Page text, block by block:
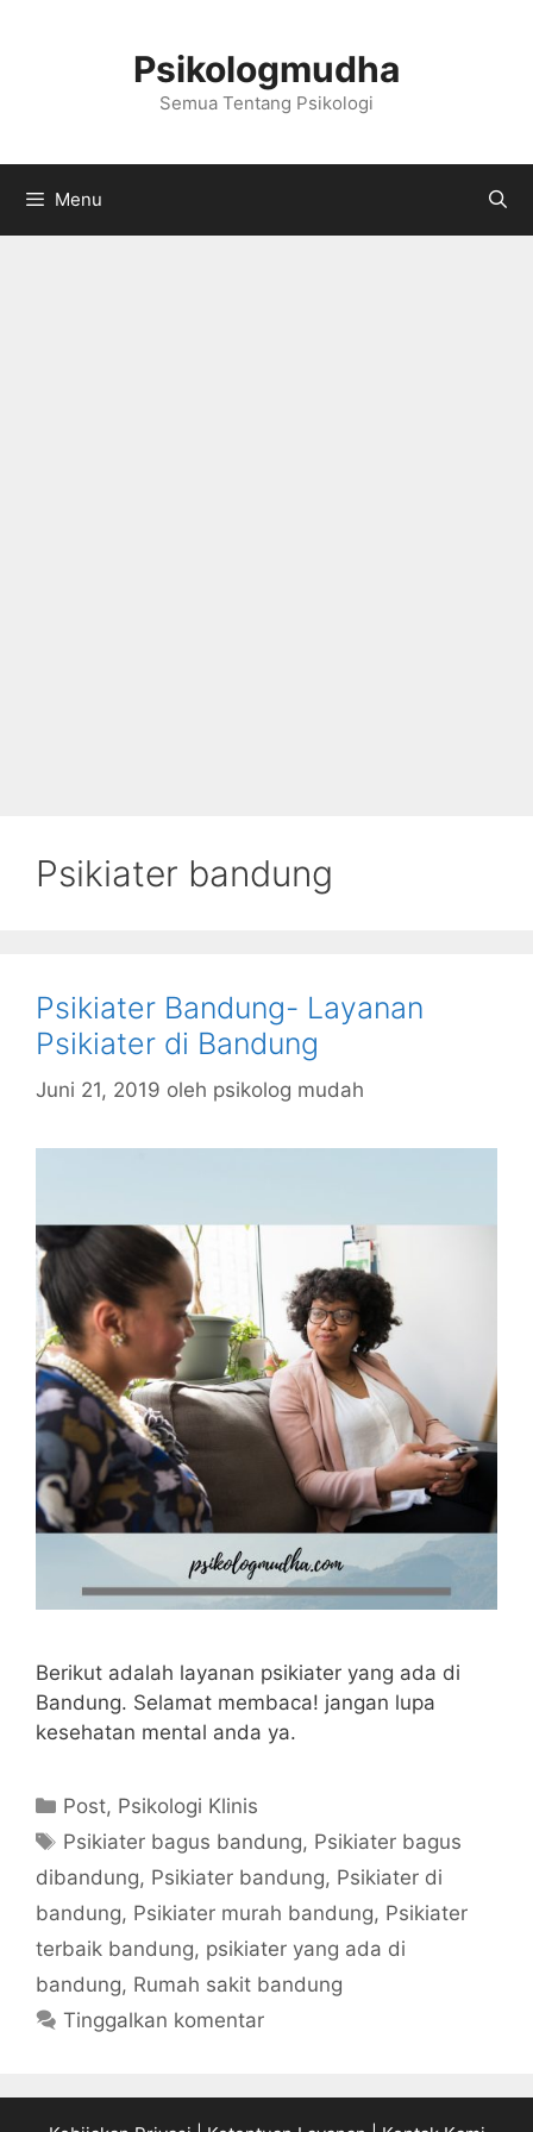
Psikologmudha
Semua Tentang Psikologi
Menu
Psikiater bandung
Psikiater Bandung- Layanan
Psikiater di Bandung
Juni 21, 2019 oleh psikolog mudah
Berikut adalah layanan psikiater yang ada di
Bandung. Selamat membaca! jangan lupa
kesehatan mental anda ya.
Kategori
Post, Psikologi Klinis
Tag
Psikiater bagus bandung, Psikiater bagus
dibandung, Psikiater bandung, Psikiater di
bandung, Psikiater murah bandung, Psikiater
terbaik bandung, psikiater yang ada di
bandung, Rumah sakit bandung
Tinggalkan komentar